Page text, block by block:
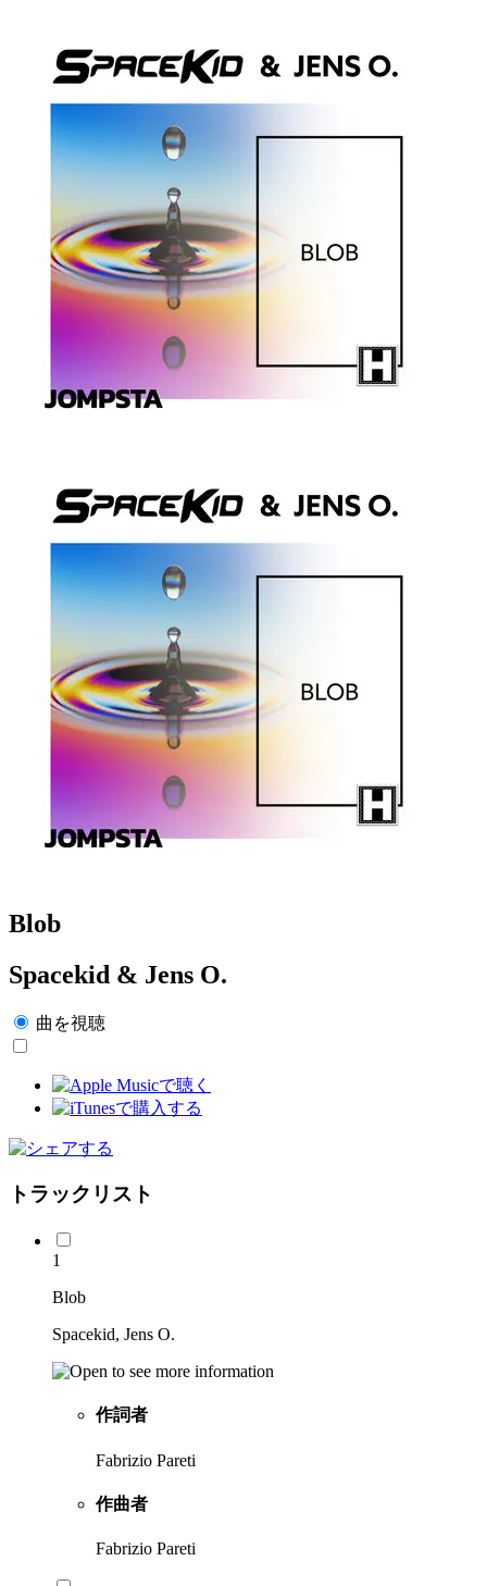
Blob
Spacekid & Jens O.
曲を視聴
トラックリスト
1
Blob
Spacekid, Jens O.
作詞者
Fabrizio Pareti
作曲者
Fabrizio Pareti